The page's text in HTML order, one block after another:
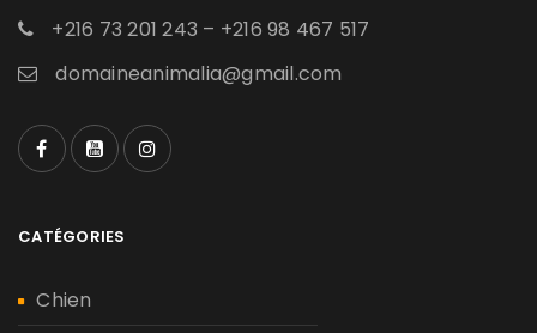
+216 73 201 243 – +216 98 467 517
domaineanimalia@gmail.com
CATÉGORIES
Chien